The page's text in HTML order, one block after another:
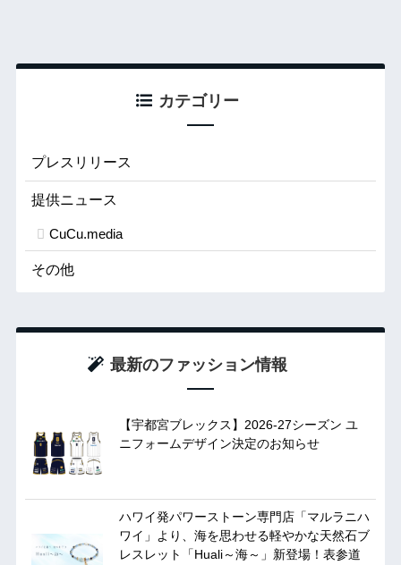
カテゴリー
プレスリリース
提供ニュース
CuCu.media
その他
最新のファッション情報
【宇都宮ブレックス】2026-27シーズン ユ
ニフォームデザイン決定のお知らせ
ハワイ発パワーストーン専門店「マルラニハ
ワイ」より、海を思わせる軽やかな天然石ブ
レスレット「Huali～海～」新登場！表参道